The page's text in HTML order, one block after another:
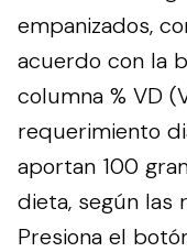
empanizados,
acuerdo con la
columna % VD
requerimiento
aportan 100
dieta, según las
Presiona el